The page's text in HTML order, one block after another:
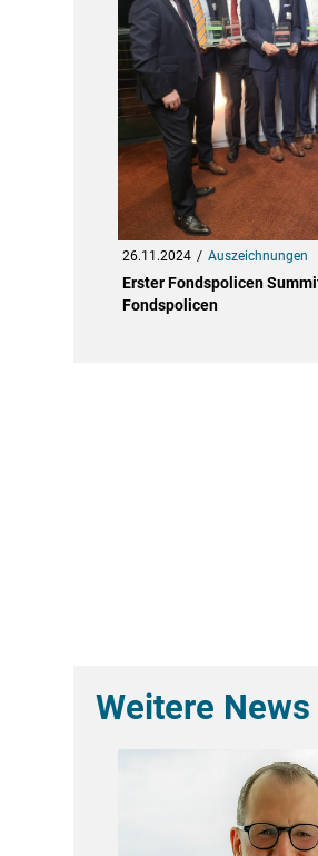
26.11.2024 Auszeichnungen
Erster Fondspolicen
Fondspolicen
Weitere News